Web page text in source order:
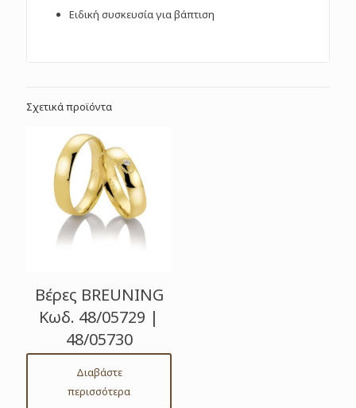
Ειδική συσκευσία για βάπτιση
Σχετικά προϊόντα
Βέρες BREUNING
Κωδ. 48/05729 |
48/05730
Διαβάστε
περισσότερα